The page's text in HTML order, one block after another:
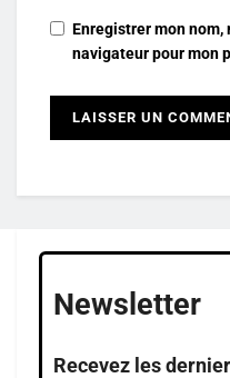
Enregistrer mon
navigateur pour mon
Newsletter
Recevez les